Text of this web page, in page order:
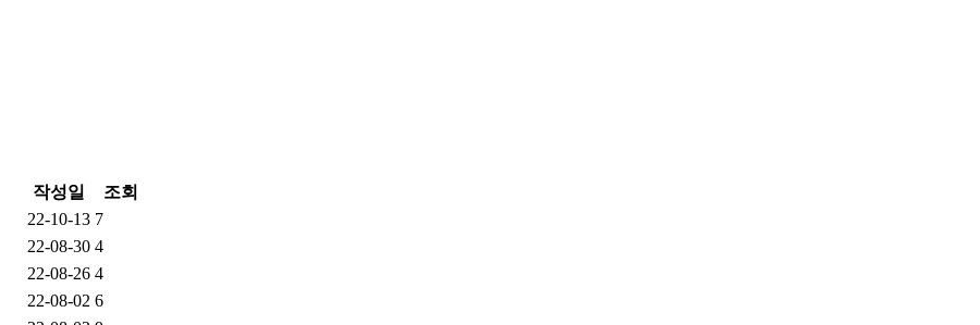
작성일
조회
22-10-13 7
22-08-30 4
22-08-26 4
22-08-02 6